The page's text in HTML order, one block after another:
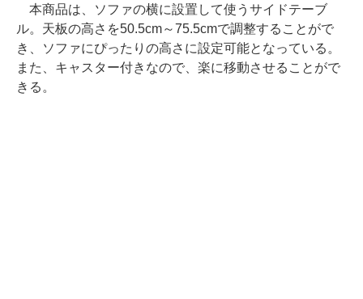
本商品は、ソファの横に設置して使うサイドテーブ
ル。天板の高さを50.5cm～75.5cmで調整することがで
き、ソファにぴったりの高さに設定可能となっている。
また、キャスター付きなので、楽に移動させることがで
きる。